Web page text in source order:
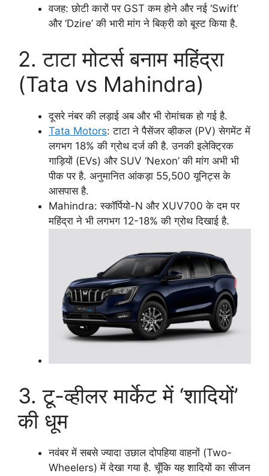
वजह: छोटी कारों पर GST कम होने और नई ‘Swift’
और ‘Dzire’ की भारी मांग ने बिक्री को बूस्ट किया है.
2. टाटा मोटर्स बनाम महिंद्रा
(Tata vs Mahindra)
दूसरे नंबर की लड़ाई अब और भी रोमांचक हो गई है.
Tata Motors: टाटा ने पैसेंजर व्हीकल (PV) सेगमेंट में
लगभग 18% की ग्रोथ दर्ज की है. उनकी इलेक्ट्रिक
गाड़ियों (EVs) और SUV ‘Nexon’ की मांग अभी भी
पीक पर है. अनुमानित आंकड़ा 55,500 यूनिट्स के
आसपास है.
Mahindra: स्कॉर्पियो-N और XUV700 के दम पर
महिंद्रा ने भी लगभग 12-18% की ग्रोथ दिखाई है.
3. टू-व्हीलर मार्केट में ‘शादियों’
की धूम
नवंबर में सबसे ज्यादा उछाल दोपहिया वाहनों (Two-
Wheelers) में देखा गया है. चूँकि यह शादियों का सीजन